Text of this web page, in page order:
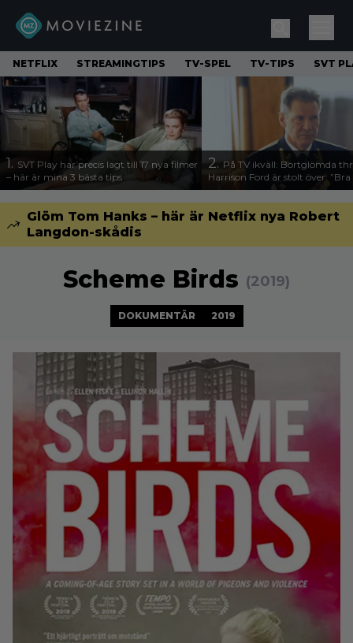
NETFLIX STREAMINGTIPS TV-SPEL TV-TIPS SVT
1. SVT Play har precis lagt till 17 nya filmer
– här är mina 3 bästa tips
2. På TV ikväll: Bortglömda
Harrison Ford är stolt över:
Glöm Tom Hanks – här är Netflix nya Robert
Langdon-skådis
Scheme Birds (2019)
DOKUMENTÄR 2019